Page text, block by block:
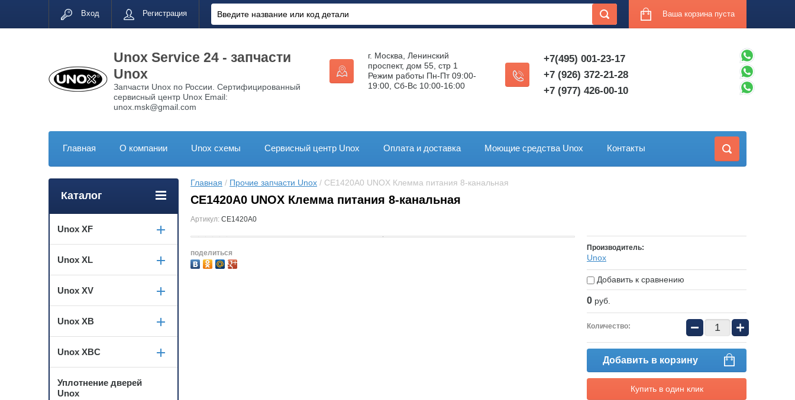
Вход Регистрация Ваша корзина пуста
Unox Service 24 - запчасти
Unox
Запчасти Unox по России. Сертифицированный
сервисный центр Unox Email:
unox.msk@gmail.com
+7(495) 001-23-17
+7 (926) 372-21-28
+7 (977) 426-00-10
г. Москва, Ленинский
проспект, дом 55, стр 1
Режим работы Пн-Пт 09:00-
19:00, Сб-Вс 10:00-16:00
Главная О компании Unox схемы Сервисный центр Unox Оплата и доставка Моющие средства Unox Контакты
Главная / Прочие запчасти Unox / CE1420A0 UNOX Клемма питания 8-канальная
CE1420A0 UNOX Клемма питания 8-канальная
Артикул: CE1420A0
поделиться
Производитель:
Unox
Добавить к сравнению
0 руб.
Количество: − +
Добавить в корзину
Купить в один клик
Каталог
Unox XF
Unox XL
Unox XV
Unox XB
Unox XBC
Уплотнение дверей
Unox